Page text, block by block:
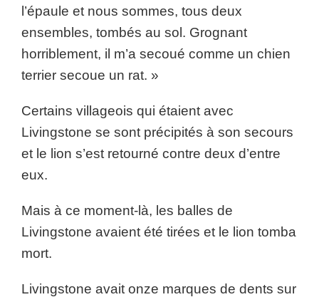
l’épaule et nous sommes, tous deux
ensembles, tombés au sol. Grognant
horriblement, il m’a secoué comme un chien
terrier secoue un rat. »
Certains villageois qui étaient avec
Livingstone se sont précipités à son secours
et le lion s’est retourné contre deux d’entre
eux.
Mais à ce moment-là, les balles de
Livingstone avaient été tirées et le lion tomba
mort.
Livingstone avait onze marques de dents sur